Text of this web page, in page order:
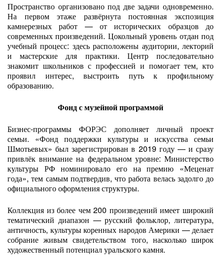
Пространство организовано под две задачи одновременно.
На первом этаже развёрнута постоянная экспозиция
камнерезных работ — от исторических образцов до
современных произведений. Цокольный уровень отдан под
учебный процесс: здесь расположены аудитории, лекторий
и мастерские для практики. Центр последовательно
знакомит школьников с профессией и помогает тем, кто
проявил интерес, выстроить путь к профильному
образованию.
Фонд с музейной программой
Бизнес-программы ФОРЭС дополняет личный проект
семьи. «Фонд поддержки культуры и искусства семьи
Шмотьевых» был зарегистрирован в 2019 году — и сразу
привлёк внимание на федеральном уровне: Министерство
культуры РФ номинировало его на премию «Меценат
года», тем самым подтвердив, что работа велась задолго до
официального оформления структуры.
Коллекция из более чем 200 произведений имеет широкий
тематический диапазон — русский фольклор, литература,
античность, культуры коренных народов Америки — делает
собрание живым свидетельством того, насколько широк
художественный потенциал уральского камня.